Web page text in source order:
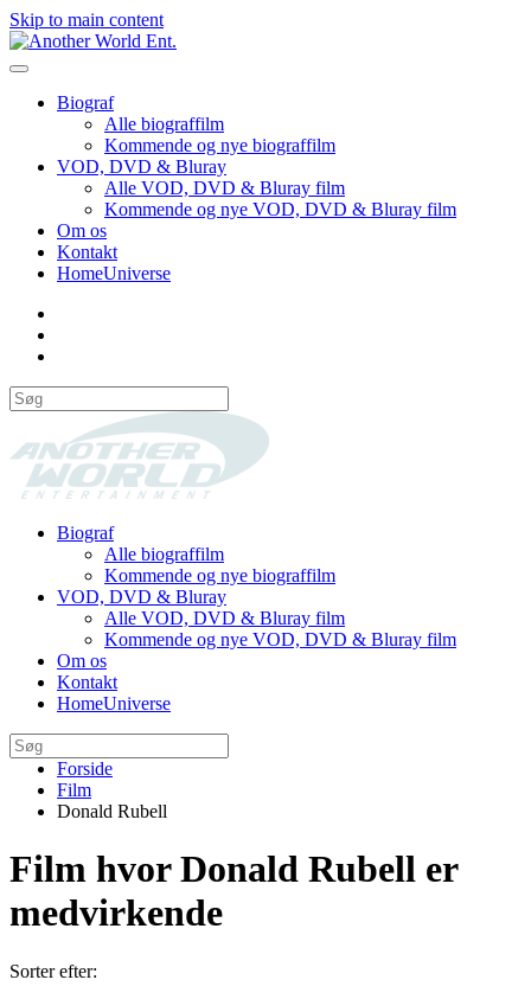
Skip to main content
Biograf
Alle biograffilm
Kommende og nye biograffilm
VOD, DVD & Bluray
Alle VOD, DVD & Bluray film
Kommende og nye VOD, DVD & Bluray film
Om os
Kontakt
HomeUniverse
Biograf
Alle biograffilm
Kommende og nye biograffilm
VOD, DVD & Bluray
Alle VOD, DVD & Bluray film
Kommende og nye VOD, DVD & Bluray film
Om os
Kontakt
HomeUniverse
Forside
Film
Donald Rubell
Film hvor Donald Rubell er
medvirkende
Sorter efter: